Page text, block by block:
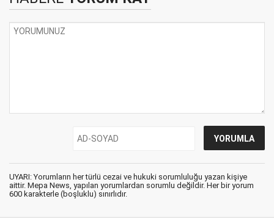
UYARI: Yorumların her türlü cezai ve hukuki sorumluluğu yazan kişiye
aittir. Mepa News, yapılan yorumlardan sorumlu değildir. Her bir yorum
600 karakterle (boşluklu) sınırlıdır.